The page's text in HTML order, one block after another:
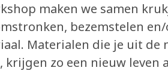
maken we samen
bezemstelen
Materialen die je uit
krijgen zo een nieuw leven